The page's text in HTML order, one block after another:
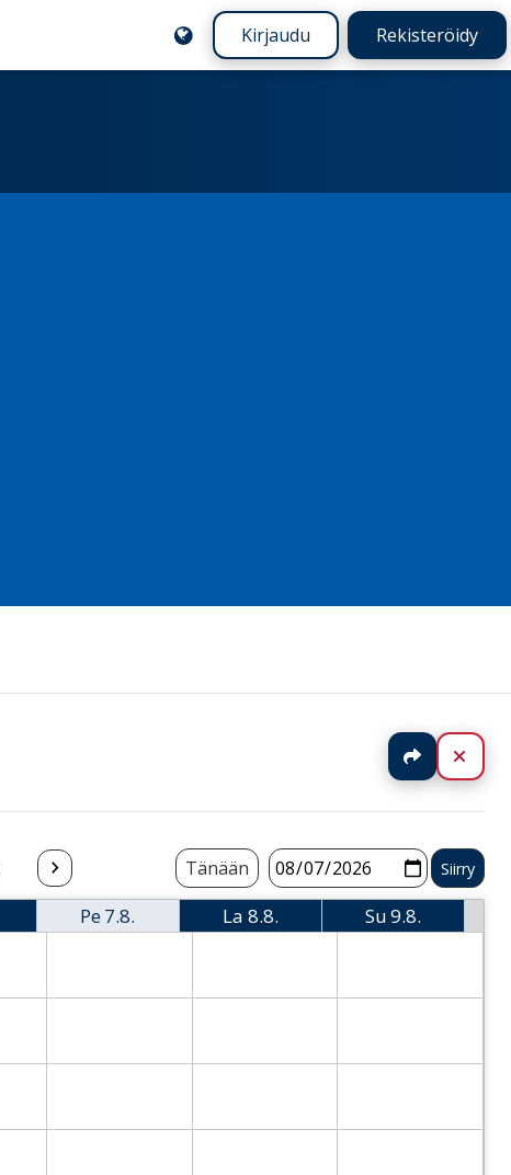
Kirjaudu Rekisteröidy
Jaa
Tänään
Pe7.8.
La 8.8.
Su9.8.